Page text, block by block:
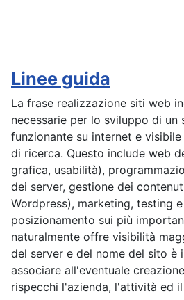
Linee guida
La frase realizzazione siti web
necessarie per lo sviluppo di un
funzionante su internet e
di ricerca. Questo include web
grafica, usabilità),
dei server, gestione dei
Wordpress), marketing, testing
posizionamento sui più
naturalmente offre visibilità
del server e del nome del sito è
associare all'eventuale
rispecchi l'azienda, l'attività ed